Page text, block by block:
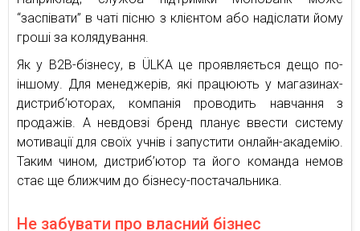
“заспівати” в чаті пісню з клієнтом або надіслати йому
гроші за колядування.
Як у B2B-бізнесу, в ÜLKA це проявляється дещо по-
іншому. Для менеджерів, які працюють у магазинах-
дистриб’юторах, компанія проводить навчання з
продажів. А невдовзі бренд планує ввести систему
мотивації для своїх учнів і запустити онлайн-академію.
Таким чином, дистриб’ютор та його команда немов
стає ще ближчим до бізнесу-постачальника.
Не забувати про власний бізнес